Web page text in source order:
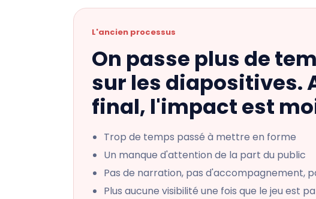
L'ancien processus
On passe plus de
sur les diapositives.
final, l'impact est
Trop de temps passé à mettre en forme
Un manque d'attention de la part du public
Pas de narration, pas d'accompagnement,
Plus aucune visibilité une fois que le jeu est